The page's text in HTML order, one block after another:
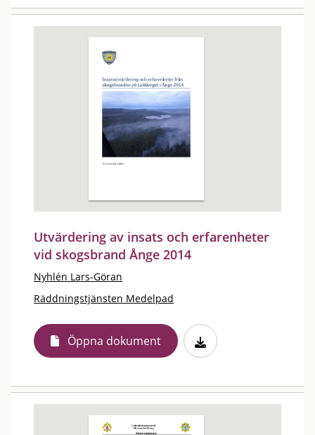
Utvärdering av insats och erfarenheter
vid skogsbrand Ånge 2014
Nyhlén Lars-Göran
Räddningstjänsten Medelpad
Öppna dokument